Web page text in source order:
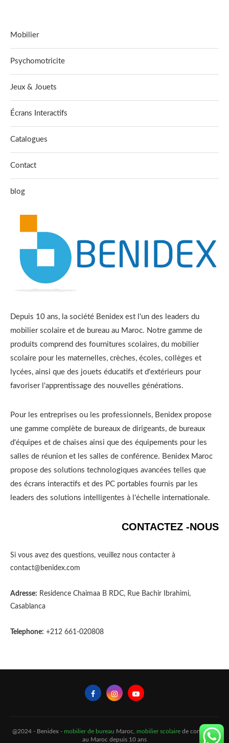
Mobilier
Psychomotricite
Jeux & Jouets
Écrans Interactifs
Catalogues
Contact
blog
Depuis 10 ans, la société Benidex est l'un des leaders du
mobilier scolaire et de bureau au Maroc. Notre gamme de
produits comprend des fournitures scolaires, du mobilier
scolaire pour les maternelles, crèches, écoles, collèges et
lycées, ainsi que des jouets éducatifs et d'extérieurs pour
favoriser l'apprentissage des nouvelles générations.
Pour les entreprises ou les professionnels, Benidex propose
une gamme complète de bureaux de dirigeants, de bureaux
d'équipes et de chaises ainsi que des équipements pour les
salles de réunion et les salles de conférence. Benidex Maroc
propose des solutions technologiques avancées telles que
des écrans interactifs et des PC portables fournis par les
leaders des solutions intelligentes à l'échelle internationale.
CONTACTEZ -NOUS
Si vous avez des questions, veuillez nous contacter à
contact@benidex.com
Adresse: Residence Chaimaa B RDC, Rue Bachir Ibrahimi,
Casablanca
Telephone: +212 661-020808
@2024 - Benidex - mobilier de bureau Maroc, mobilier scolaire de confiance
au Maroc depuis 10 ans